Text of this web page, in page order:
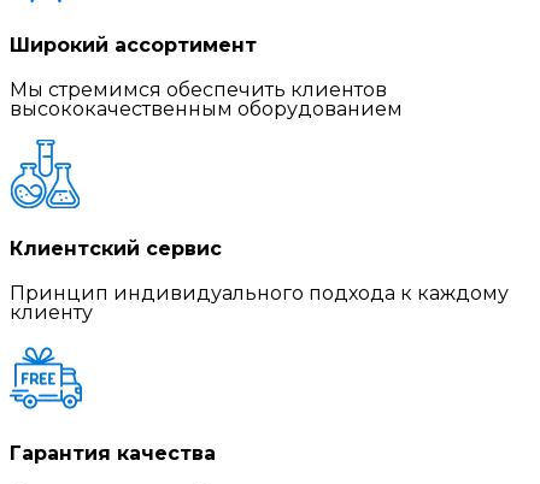
Широкий ассортимент
Мы стремимся обеспечить клиентов
высококачественным оборудованием
Клиентский сервис
Принцип индивидуального подхода к каждому
клиенту
Гарантия качества